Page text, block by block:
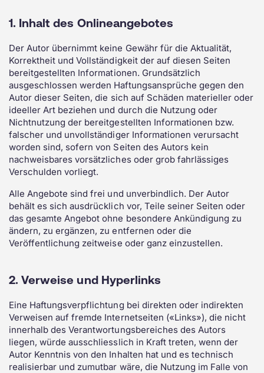
1. Inhalt des Onlineangebotes
Der Autor übernimmt keine Gewähr für die Aktualität,
Korrektheit und Vollständigkeit der auf diesen Seiten
bereitgestellten Informationen. Grundsätzlich
ausgeschlossen werden Haftungsansprüche gegen den
Autor dieser Seiten, die sich auf Schäden materieller oder
ideeller Art beziehen und durch die Nutzung oder
Nichtnutzung der bereitgestellten Informationen bzw.
falscher und unvollständiger Informationen verursacht
worden sind, sofern von Seiten des Autors kein
nachweisbares vorsätzliches oder grob fahrlässiges
Verschulden vorliegt.
Alle Angebote sind frei und unverbindlich. Der Autor
behält es sich ausdrücklich vor, Teile seiner Seiten oder
das gesamte Angebot ohne besondere Ankündigung zu
ändern, zu ergänzen, zu entfernen oder die
Veröffentlichung zeitweise oder ganz einzustellen.
2. Verweise und Hyperlinks
Eine Haftungsverpflichtung bei direkten oder indirekten
Verweisen auf fremde Internetseiten («Links»), die nicht
innerhalb des Verantwortungsbereiches des Autors
liegen, würde ausschliesslich in Kraft treten, wenn der
Autor Kenntnis von den Inhalten hat und es technisch
realisierbar und zumutbar wäre, die Nutzung im Falle von